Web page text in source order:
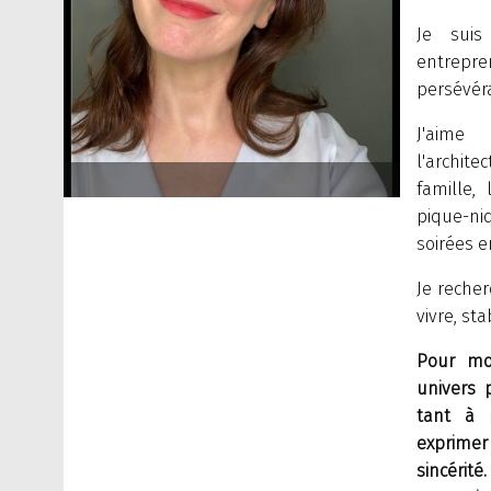
Je suis
famille,
pique-
soirées
Je
vivre,
Pour
univers
tant à